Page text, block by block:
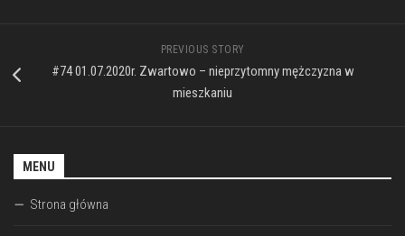
PREVIOUS STORY
#74 01.07.2020r. Zwartowo – nieprzytomny mężczyzna w
mieszkaniu
MENU
Strona główna